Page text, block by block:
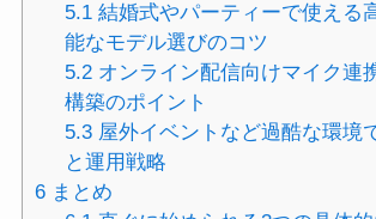
5.1 結婚式やパーティーで使える
能なモデル選びのコツ
5.2 オンライン配信向けマイク連
構築のポイント
5.3 屋外イベントなど過酷な環境
と運用戦略
6まとめ